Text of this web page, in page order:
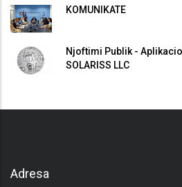
KOMUNIKATË
Njoftimi Publik -
SOLARISS LLC
Adresa